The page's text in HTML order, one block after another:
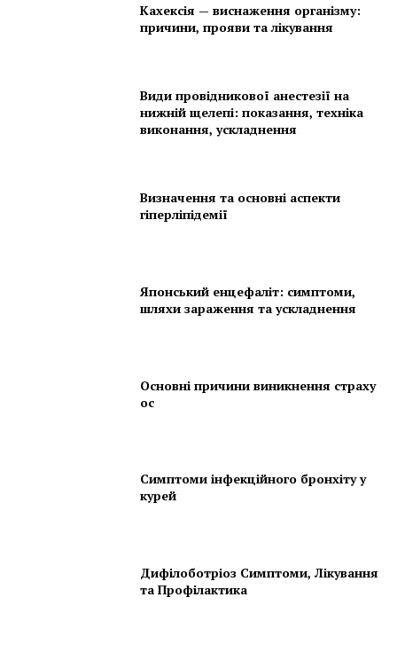
Кахексія — виснаження організму:
причини, прояви та лікування
Види провідникової анестезії на
нижній щелепі: показання, техніка
виконання, ускладнення
Визначення та основні аспекти
гіперліпідемії
Японський енцефаліт: симптоми,
шляхи зараження та ускладнення
Основні причини виникнення страху
ос
Симптоми інфекційного бронхіту у
курей
Дифілоботріоз Симптоми, Лікування
та Профілактика